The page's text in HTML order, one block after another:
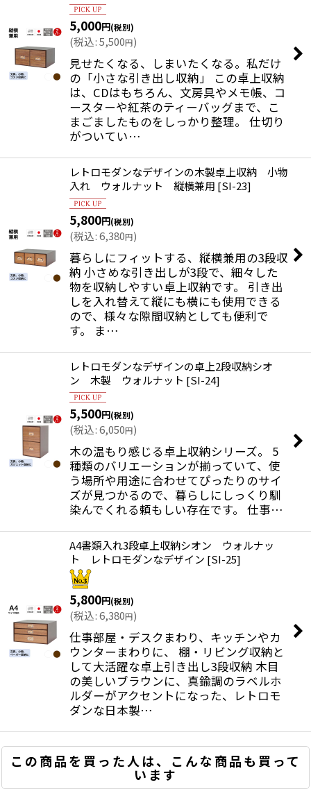
5,000円(税別)
(税込:5,500円)
見せたくなる、しまいたくなる。私だけ
の「小さな引き出し収納」 この卓上収納
は、CDはもちろん、文房具やメモ帳、コ
ースターや紅茶のティーバッグまで、こ
まごましたものをしっかり整理。 仕切り
がついてい…
レトロモダンなデザインの木製卓上収納 小物
入れ ウォルナット 縦横兼用 [SI-23]
5,800円(税別)
(税込:6,380円)
暮らしにフィットする、縦横兼用の3段収
納 小さめな引き出しが3段で、細々した
物を収納しやすい卓上収納です。 引き出
しを入れ替えて縦にも横にも使用できる
ので、様々な隙間収納としても便利で
す。 ま…
レトロモダンなデザインの卓上2段収納シオ
ン 木製 ウォルナット [SI-24]
5,500円(税別)
(税込:6,050円)
木の温もり感じる卓上収納シリーズ。 5
種類のバリエーションが揃っていて、使
う場所や用途に合わせてぴったりのサイ
ズが見つかるので、暮らしにしっくり馴
染んでくれる頼もしい存在です。 仕事…
A4書類入れ3段卓上収納シオン ウォルナッ
ト レトロモダンなデザイン [SI-25]
5,800円(税別)
(税込:6,380円)
仕事部屋・デスクまわり、キッチンやカ
ウンターまわりに、 棚・リビング収納と
して大活躍な卓上引き出し3段収納 木目
の美しいブラウンに、真鍮調のラベルホ
ルダーがアクセントになった、レトロモ
ダンな日本製…
この商品を買った人は、こんな商品も買って
います